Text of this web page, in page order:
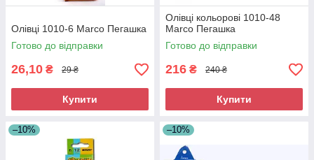
Олівці 1010-6 Marco Пегашка
Готово до відправки
26,10 ₴ 29 ₴
Купити
Олівці кольорові 1010-48
Marco Пегашка
Готово до відправки
216 ₴ 240 ₴
Купити
–10% –10%